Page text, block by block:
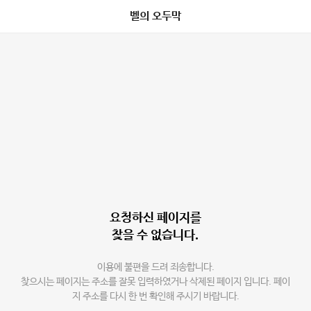
벨의 오두막
요청하신 페이지를
찾을 수 없습니다.
이용에 불편을 드려 죄송합니다.
찾으시는 페이지는 주소를 잘못 입력하였거나 삭제된 페이지 입니다. 페이
지 주소를 다시 한 번 확인해 주시기 바랍니다.